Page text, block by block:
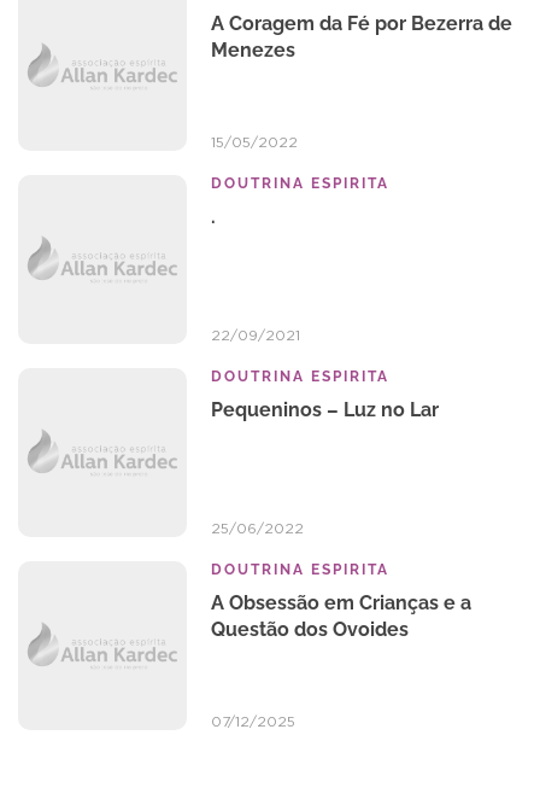
A Coragem da Fé por Bezerra de
Menezes
15/05/2022
DOUTRINA ESPIRITA
.
22/09/2021
DOUTRINA ESPIRITA
Pequeninos – Luz no Lar
25/06/2022
DOUTRINA ESPIRITA
A Obsessão em Crianças e a
Questão dos Ovoides
07/12/2025